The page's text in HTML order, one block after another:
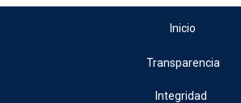
Inicio
Transparencia
Integridad